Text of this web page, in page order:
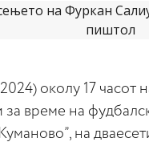
околу 17 часот
време на
на